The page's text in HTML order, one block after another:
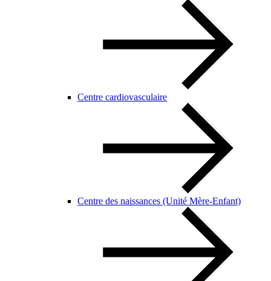
Centre cardiovasculaire
Centre des naissances (Unité Mère-Enfant)